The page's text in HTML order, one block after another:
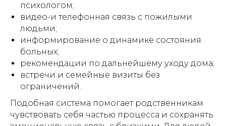
психологом;
видео-и телефонная связь с пожилыми
людьми;
информирование о динамике состояния
больных;
рекомендации по дальнейшему уходу дома;
встречи и семейные визиты без
ограничений.
Подобная система помогает родственникам
чувствовать себя частью процесса и сохранять